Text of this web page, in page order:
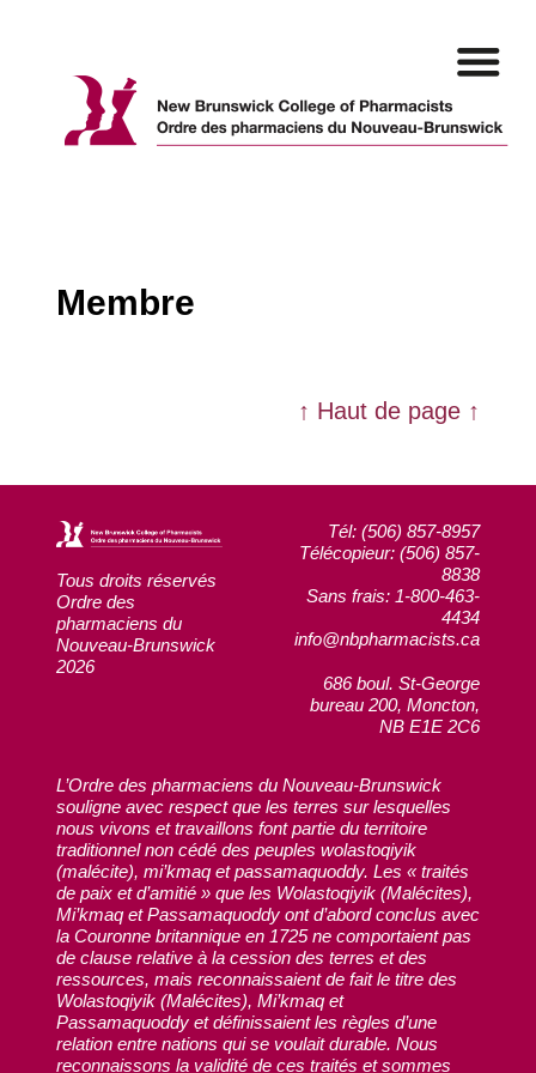
content
Membre
↑ Haut de page ↑
Tous droits réservés
Ordre des
pharmaciens du
Nouveau-Brunswick
2026
Tél: (506) 857-8957
Télécopieur: (506) 857-
8838
Sans frais: 1-800-463-
4434
info@nbpharmacists.ca
686 boul. St-George
bureau 200, Moncton,
NB E1E 2C6
L’Ordre des pharmaciens du Nouveau-Brunswick
souligne avec respect que les terres sur lesquelles
nous vivons et travaillons font partie du territoire
traditionnel non cédé des peuples wolastoqiyik
(malécite), mi’kmaq et passamaquoddy. Les « traités
de paix et d’amitié » que les Wolastoqiyik (Malécites),
Mi’kmaq et Passamaquoddy ont d’abord conclus avec
la Couronne britannique en 1725 ne comportaient pas
de clause relative à la cession des terres et des
ressources, mais reconnaissaient de fait le titre des
Wolastoqiyik (Malécites), Mi’kmaq et
Passamaquoddy et définissaient les règles d’une
relation entre nations qui se voulait durable. Nous
reconnaissons la validité de ces traités et sommes